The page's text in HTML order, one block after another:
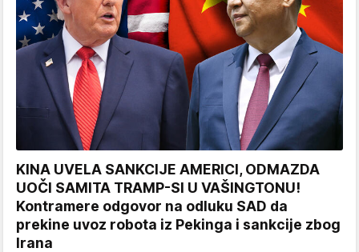
KINA UVELA SANKCIJE AMERICI, ODMAZDA
UOČI SAMITA TRAMP-SI U VAŠINGTONU!
Kontramere odgovor na odluku SAD da
prekine uvoz robota iz Pekinga i sankcije zbog
Irana